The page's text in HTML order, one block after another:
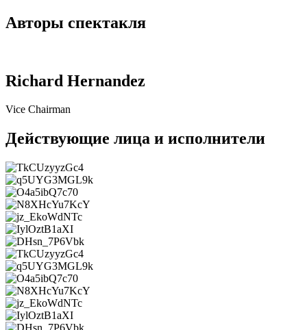
Авторы спектакля
Richard Hernandez
Vice Chairman
Действующие лица и исполнители